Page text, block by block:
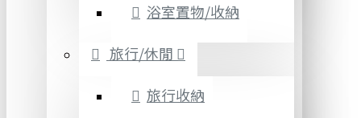
浴室置物/收納
旅行/休閒
旅行收納